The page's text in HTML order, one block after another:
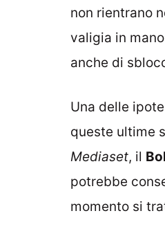
non rientrano
valigia in
anche di
Una delle
queste ultime
Mediaset, il
potrebbe
momento si